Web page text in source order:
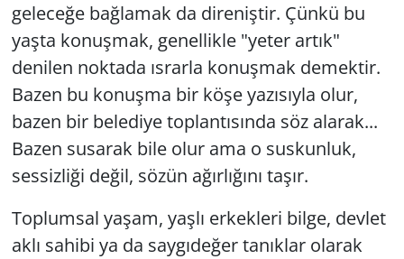
geleceğe bağlamak da direniştir. Çünkü bu
yaşta konuşmak, genellikle "yeter artık"
denilen noktada ısrarla konuşmak demektir.
Bazen bu konuşma bir köşe yazısıyla olur,
bazen bir belediye toplantısında söz alarak...
Bazen susarak bile olur ama o suskunluk,
sessizliği değil, sözün ağırlığını taşır.
Toplumsal yaşam, yaşlı erkekleri bilge, devlet
aklı sahibi ya da saygıdeğer tanıklar olarak